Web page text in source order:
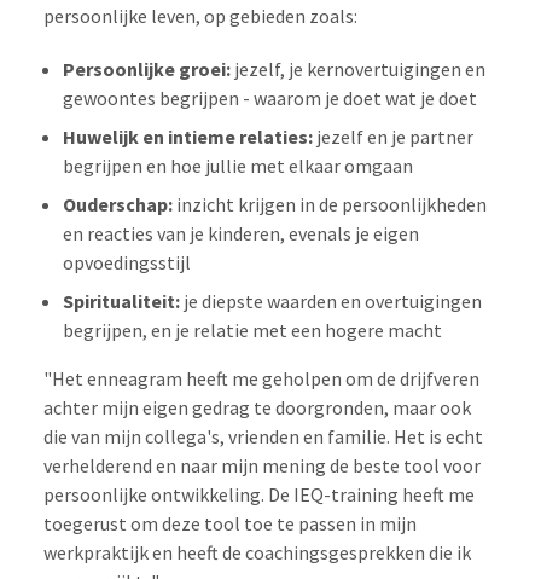
persoonlijke leven, op gebieden zoals:
Persoonlijke groei: jezelf, je kernovertuigingen en
gewoontes begrijpen - waarom je doet wat je doet
Huwelijk en intieme relaties: jezelf en je partner
begrijpen en hoe jullie met elkaar omgaan
Ouderschap: inzicht krijgen in de persoonlijkheden
en reacties van je kinderen, evenals je eigen
opvoedingsstijl
Spiritualiteit: je diepste waarden en overtuigingen
begrijpen, en je relatie met een hogere macht
"Het enneagram heeft me geholpen om de drijfveren
achter mijn eigen gedrag te doorgronden, maar ook
die van mijn collega's, vrienden en familie. Het is echt
verhelderend en naar mijn mening de beste tool voor
persoonlijke ontwikkeling. De IEQ-training heeft me
toegerust om deze tool toe te passen in mijn
werkpraktijk en heeft de coachingsgesprekken die ik